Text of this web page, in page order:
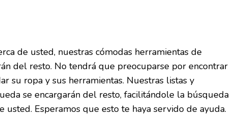
de usted, nuestras cómodas herramientas de
del resto. No tendrá que preocuparse por encontrar
su ropa y sus herramientas. Nuestras listas y
se encargarán del resto, facilitándole la búsqueda
usted. Esperamos que esto te haya servido de ayuda.